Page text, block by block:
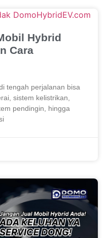
Hybrid
Cara
tengah perjalanan bisa
sistem kelistrikan,
pendingin, hingga